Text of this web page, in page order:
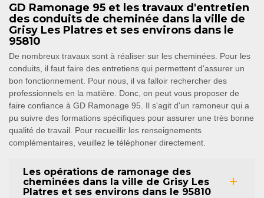
GD Ramonage 95 et les travaux d'entretien
des conduits de cheminée dans la ville de
Grisy Les Platres et ses environs dans le
95810
De nombreux travaux sont à réaliser sur les cheminées. Pour les
conduits, il faut faire des entretiens qui permettent d'assurer un
bon fonctionnement. Pour nous, il va falloir rechercher des
professionnels en la matière. Donc, on peut vous proposer de
faire confiance à GD Ramonage 95. Il s'agit d'un ramoneur qui a
pu suivre des formations spécifiques pour assurer une très bonne
qualité de travail. Pour recueillir les renseignements
complémentaires, veuillez le téléphoner directement.
Les opérations de ramonage des
cheminées dans la ville de Grisy Les
Platres et ses environs dans le 95810